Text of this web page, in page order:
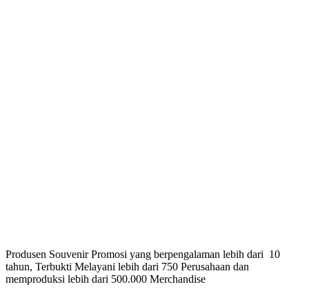
Produsen Souvenir Promosi yang berpengalaman lebih dari 10
tahun, Terbukti Melayani lebih dari 750 Perusahaan dan
memproduksi lebih dari 500.000 Merchandise